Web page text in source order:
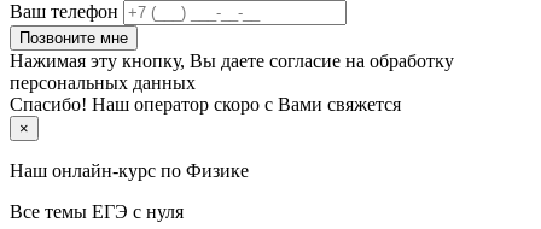
Ваш телефон
Позвоните мне
Нажимая эту кнопку, Вы даете согласие на обработку
персональных данных
Спасибо! Наш оператор скоро с Вами свяжется
×
Наш онлайн-курс по Физике
Все темы ЕГЭ с нуля